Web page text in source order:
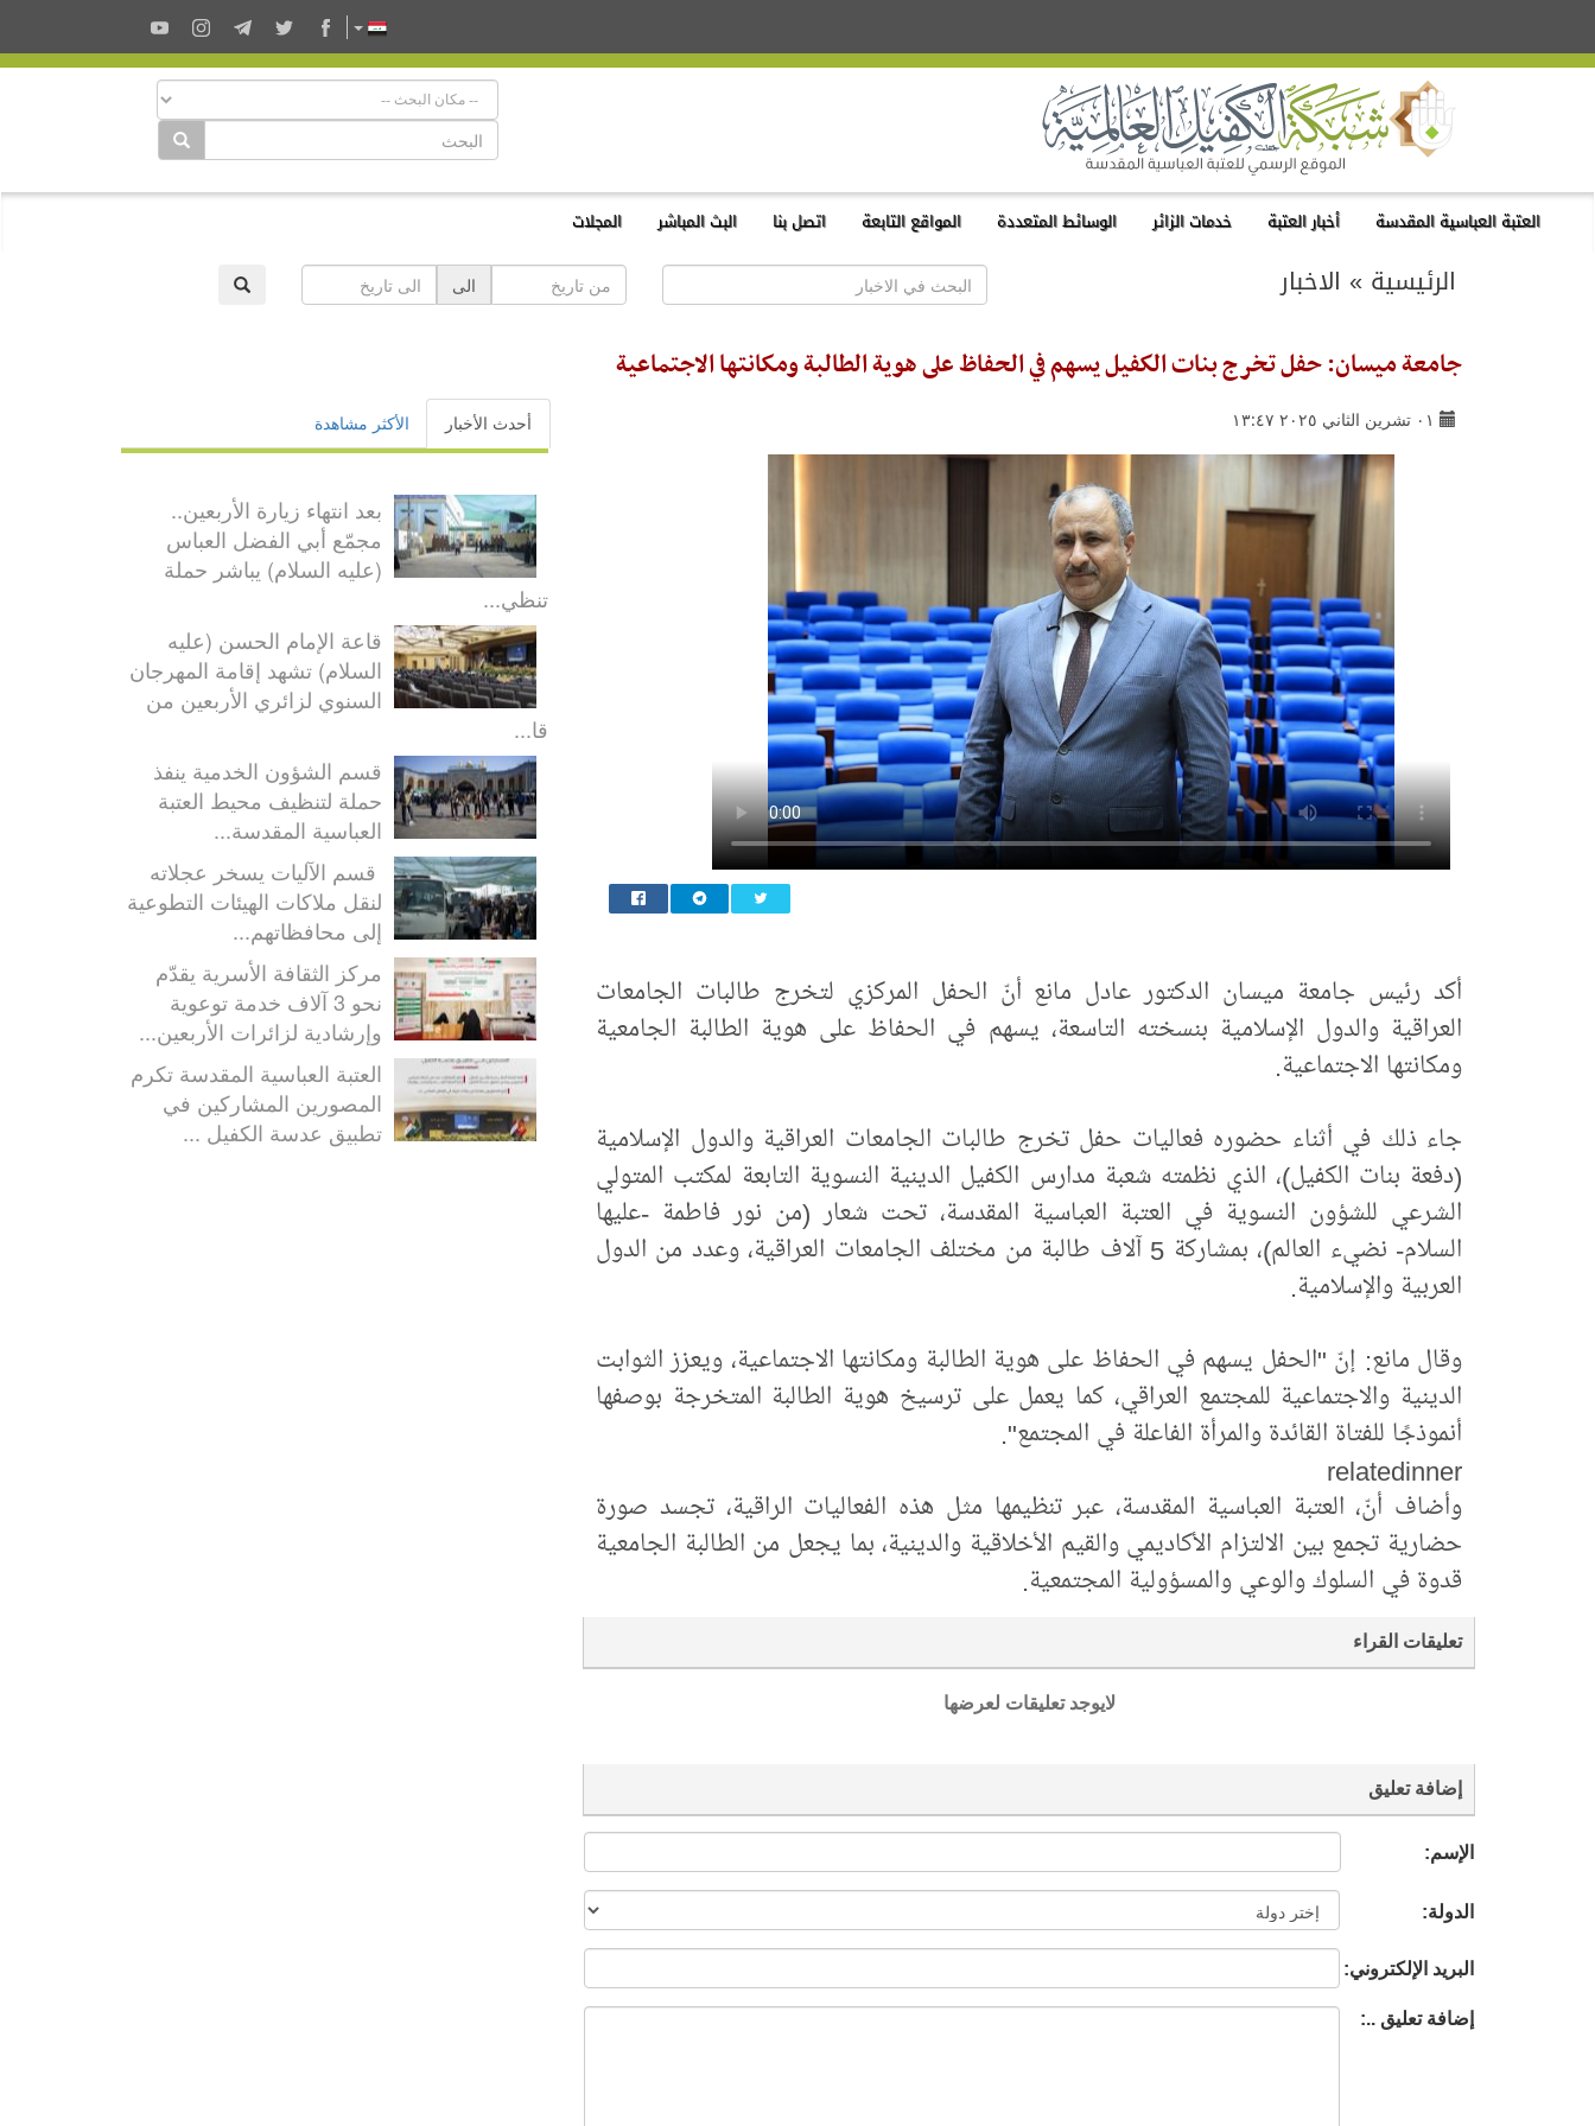
العتبة العباسية المقدسة أخبار العتبة خدمات الزائر الوسائط المتعددة المواقع التابعة اتصل بنا البث المباشر المجلات
الرئيسية » الاخبار الى
جامعة ميسان: حفل تخرج بنات الكفيل يسهم في الحفاظ على هوية الطالبة ومكانتها الاجتماعية
٠١ تشرين الثاني ٢٠٢٥ ١٣:٤٧
أكد رئيس جامعة ميسان الدكتور عادل مانع أنّ الحفل المركزي لتخرج طالبات الجامعات
العراقية والدول الإسلامية بنسخته التاسعة، يسهم في الحفاظ على هوية الطالبة الجامعية
ومكانتها الاجتماعية.
جاء ذلك في أثناء حضوره فعاليات حفل تخرج طالبات الجامعات العراقية والدول الإسلامية
(دفعة بنات الكفيل)، الذي نظمته شعبة مدارس الكفيل الدينية النسوية التابعة لمكتب المتولي
الشرعي للشؤون النسوية في العتبة العباسية المقدسة، تحت شعار (من نور فاطمة -عليها
السلام- نضيء العالم)، بمشاركة 5 آلاف طالبة من مختلف الجامعات العراقية، وعدد من الدول
العربية والإسلامية.
وقال مانع: إنّ "الحفل يسهم في الحفاظ على هوية الطالبة ومكانتها الاجتماعية، ويعزز الثوابت
الدينية والاجتماعية للمجتمع العراقي، كما يعمل على ترسيخ هوية الطالبة المتخرجة بوصفها
أنموذجًا للفتاة القائدة والمرأة الفاعلة في المجتمع".
relatedinner
وأضاف أنّ، العتبة العباسية المقدسة، عبر تنظيمها مثل هذه الفعاليات الراقية، تجسد صورة
حضارية تجمع بين الالتزام الأكاديمي والقيم الأخلاقية والدينية، بما يجعل من الطالبة الجامعية
قدوة في السلوك والوعي والمسؤولية المجتمعية.
تعليقات القراء
لايوجد تعليقات لعرضها
إضافة تعليق
الإسم:
الدولة:
البريد الإلكتروني:
إضافة تعليق ..:
أحدث الأخبار الأكثر مشاهدة
بعد انتهاء زيارة الأربعين..
مجمّع أبي الفضل العباس
(عليه السلام) يباشر حملة
تنظي...
قاعة الإمام الحسن (عليه
السلام) تشهد إقامة المهرجان
السنوي لزائري الأربعين من
قا...
قسم الشؤون الخدمية ينفذ
حملة لتنظيف محيط العتبة
العباسية المقدسة...
قسم الآليات يسخر عجلاته
لنقل ملاكات الهيئات التطوعية
إلى محافظاتهم...
مركز الثقافة الأسرية يقدّم
نحو 3 آلاف خدمة توعوية
وإرشادية لزائرات الأربعين...
العتبة العباسية المقدسة تكرم
المصورين المشاركين في
تطبيق عدسة الكفيل ...